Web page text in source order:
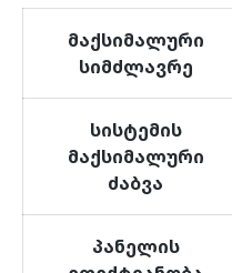
მაქსიმალური
სიმძლავრე
სისტემის
მაქსიმალური
ძაბვა
პანელის